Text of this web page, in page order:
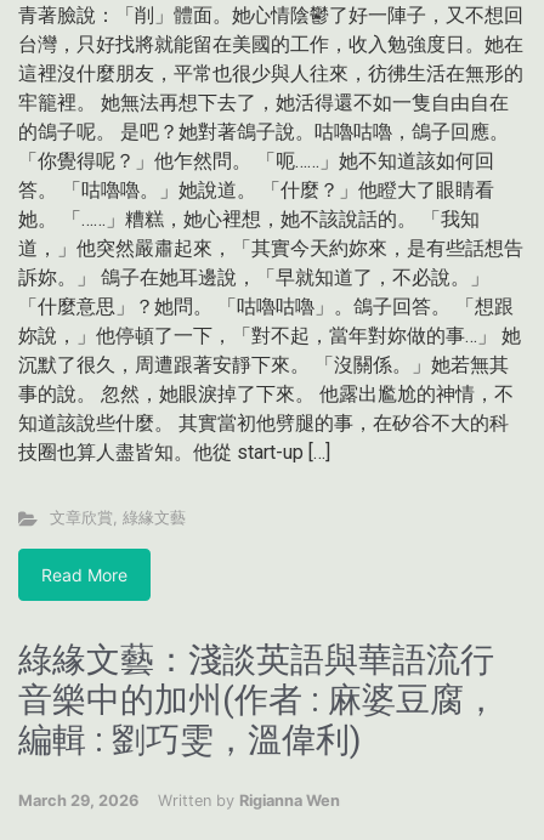
青著臉說：「削」體面。她心情陰鬱了好一陣子，又不想回
台灣，只好找將就能留在美國的工作，收入勉強度日。她在
這裡沒什麼朋友，平常也很少與人往來，彷彿生活在無形的
牢籠裡。 她無法再想下去了，她活得還不如一隻自由自在
的鴿子呢。 是吧？她對著鴿子說。咕嚕咕嚕，鴿子回應。
「你覺得呢？」他乍然問。 「呃……」她不知道該如何回
答。 「咕嚕嚕。」她說道。 「什麼？」他瞪大了眼睛看
她。 「……」糟糕，她心裡想，她不該說話的。 「我知
道，」他突然嚴肅起來，「其實今天約妳來，是有些話想告
訴妳。」 鴿子在她耳邊說，「早就知道了，不必說。」
「什麼意思」？她問。 「咕嚕咕嚕」。鴿子回答。 「想跟
妳說，」他停頓了一下，「對不起，當年對妳做的事…」 她
沉默了很久，周遭跟著安靜下來。 「沒關係。」她若無其
事的說。 忽然，她眼淚掉了下來。 他露出尷尬的神情，不
知道該說些什麼。 其實當初他劈腿的事，在矽谷不大的科
技圈也算人盡皆知。他從 start-up […]
文章欣賞, 綠緣文藝
Read More
綠緣文藝：淺談英語與華語流行
音樂中的加州(作者 : 麻婆豆腐，
編輯 : 劉巧雯，溫偉利)
March 29, 2026 Written by Rigianna Wen